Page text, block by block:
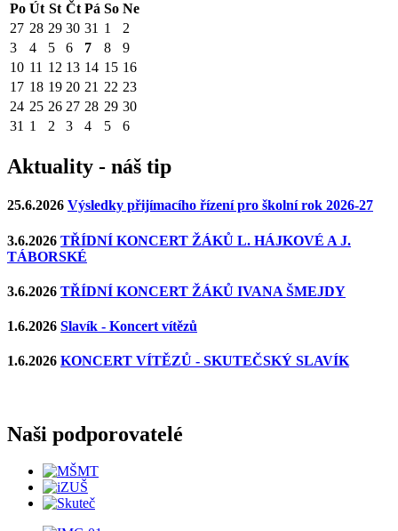
Po Út St Čt Pá So Ne
27 28 29 30 31 1
2
3
4 5 6 7 8
9
10 11 12 13 14 15 16
17 18 19 20 21 22 23
24 25 26 27 28 29 30
31 1 2 3 4 5 6
Aktuality - náš tip
25.6.2026 Výsledky přijímacího řízení pro školní rok 2026-27
3.6.2026 TŘÍDNÍ KONCERT ŽÁKŮ L. HÁJKOVÉ A J.
TÁBORSKÉ
3.6.2026 TŘÍDNÍ KONCERT ŽÁKŮ IVANA ŠMEJDY
1.6.2026 Slavík - Koncert vítězů
1.6.2026 KONCERT VÍTĚZŮ - SKUTEČSKÝ SLAVÍK
Naši podporovatelé